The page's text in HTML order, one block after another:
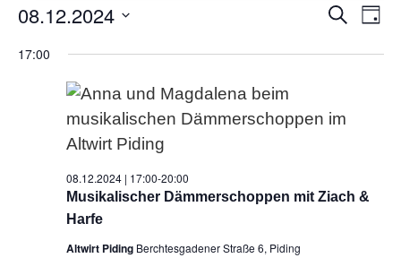
Suche
Tag
08.12.2024
wählen.
17:00
Musikalischer Dämmerschoppen mit Ziach &
Harfe
08.12.2024 | 17:00-20:00
Altwirt Piding Berchtesgadener Straße 6, Piding